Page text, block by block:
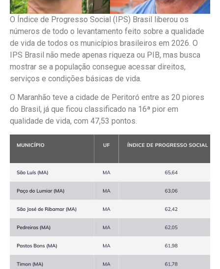
O Índice de Progresso Social (IPS) Brasil liberou os
números de todo o levantamento feito sobre a qualidade
de vida de todos os municípios brasileiros em 2026. O
IPS Brasil não mede apenas riqueza ou PIB, mas busca
mostrar se a população consegue acessar direitos,
serviços e condições básicas de vida.
O Maranhão teve a cidade de Peritoró entre as 20 piores
do Brasil, já que ficou classificado na 16ª pior em
qualidade de vida, com 47,53 pontos.